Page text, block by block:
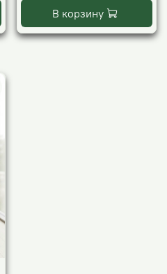
В корзину